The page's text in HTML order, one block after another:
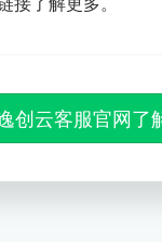
创云客服官网了